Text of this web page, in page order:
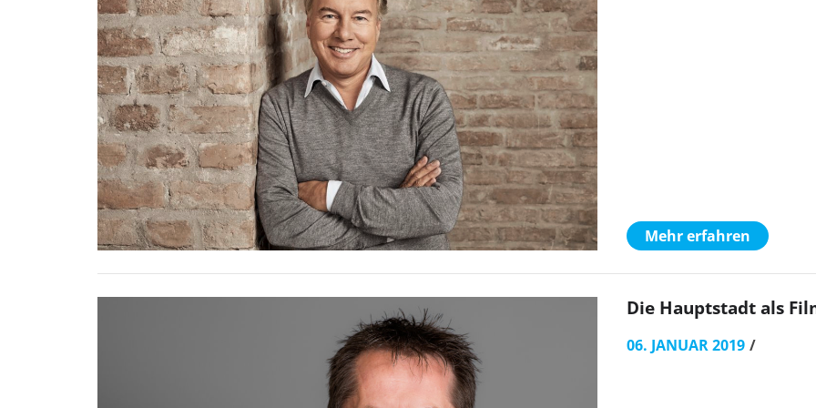
Mehr erfahren
Die Hauptstadt als
06. JANUAR 2019